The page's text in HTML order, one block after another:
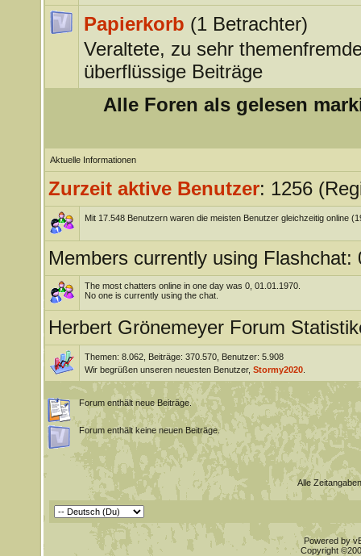
Papierkorb (1 Betrachter)
Veraltete, zu sehr
überflüssige Beiträge
Alle Foren als gelesen
Aktuelle Informationen
Zurzeit aktive Benutzer: 1256
Mit 17.548 Benutzern waren die meisten Benutzer gleichzeitig online
Members currently using Flashchat:
The most chatters online in one day was 0, 01.01.1970.
No one is currently using the chat.
Herbert Grönemeyer Forum
Themen: 8.062, Beiträge: 370.570, Benutzer: 5.908
Wir begrüßen unseren neuesten Benutzer, Stormy2020.
Forum enthält neue Beiträge.
Forum enthält keine neuen Beiträge.
Alle
Powered by
Copyright